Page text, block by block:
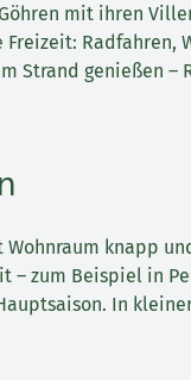
mit ihren
Freizeit:
Strand genießen
knapp
zum Beispiel in
In